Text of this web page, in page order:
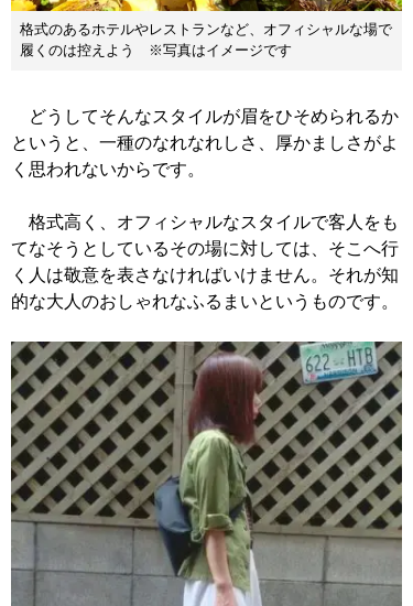
格式のあるホテルやレストランなど、オフィシャルな場で
履くのは控えよう ※写真はイメージです
どうしてそんなスタイルが眉をひそめられるか
というと、一種のなれなれしさ、厚かましさがよ
く思われないからです。
格式高く、オフィシャルなスタイルで客人をも
てなそうとしているその場に対しては、そこへ行
く人は敬意を表さなければいけません。それが知
的な大人のおしゃれなふるまいというものです。